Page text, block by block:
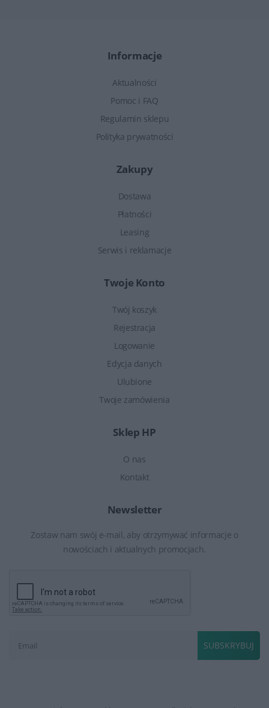
Informacje
Aktualności
Pomoc i FAQ
Regulamin sklepu
Polityka prywatności
Zakupy
Dostawa
Płatności
Leasing
Serwis i reklamacje
Twoje Konto
Twój koszyk
Rejestracja
Logowanie
Edycja danych
Ulubione
Twoje zamówienia
Sklep HP
O nas
Kontakt
Newsletter
Zostaw nam swój e-mail, aby otrzymywać informacje o
nowościach i aktualnych promocjach.
SUBSKRYBUJ